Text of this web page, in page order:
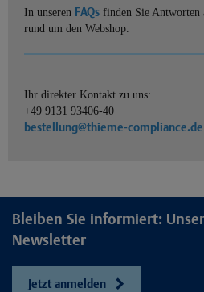
In unseren FAQs finden Sie Antworten
rund um den Webshop.
Ihr direkter Kontakt zu uns:
+49 9131 93406-40
bestellung@thieme-compliance.de
Bleiben Sie informiert:
Newsletter
Jetzt anmelden